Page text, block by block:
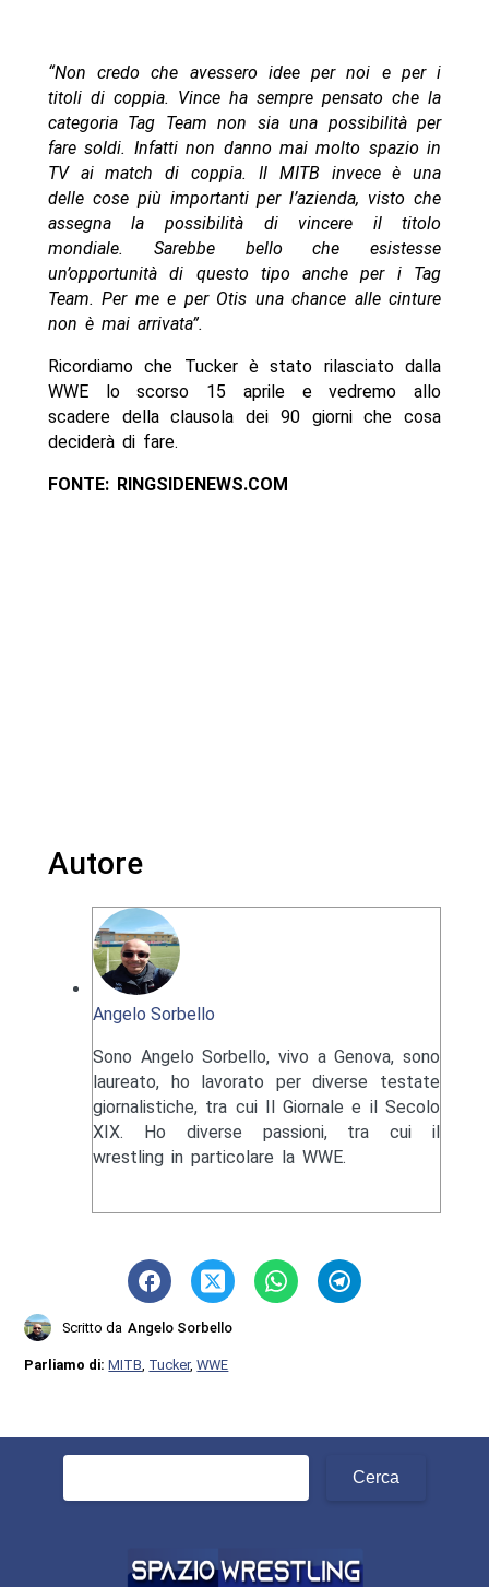
“Non credo che avessero idee per noi e per i
titoli di coppia. Vince ha sempre pensato che la
categoria Tag Team non sia una possibilità per
fare soldi. Infatti non danno mai molto spazio in
TV ai match di coppia. Il MITB invece è una
delle cose più importanti per l’azienda, visto che
assegna la possibilità di vincere il titolo
mondiale. Sarebbe bello che esistesse
un’opportunità di questo tipo anche per i Tag
Team. Per me e per Otis una chance alle cinture
non è mai arrivata”.
Ricordiamo che Tucker è stato rilasciato dalla
WWE lo scorso 15 aprile e vedremo allo
scadere della clausola dei 90 giorni che cosa
deciderà di fare.
FONTE: RINGSIDENEWS.COM
Autore
Angelo Sorbello
Sono Angelo Sorbello, vivo a Genova, sono
laureato, ho lavorato per diverse testate
giornalistiche, tra cui Il Giornale e il Secolo
XIX. Ho diverse passioni, tra cui il
wrestling in particolare la WWE.
Scritto da Angelo Sorbello
Parliamo di:MITB, Tucker,WWE
Ricerca